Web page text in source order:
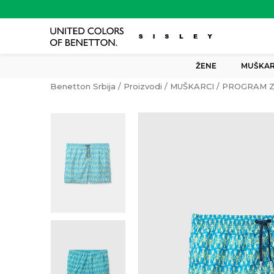
ŽENE
Benetton Srbija Proizvodi MUŠKARCI PROGRAM